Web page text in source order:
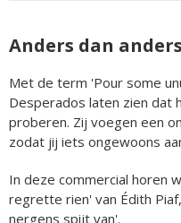
Anders dan
Met de term 'Pour some
Desperados laten zien dat
proberen. Zij voegen een
zodat jij iets ongewoons
In deze commercial horen
regrette rien' van Édith
nergens spijt van'.